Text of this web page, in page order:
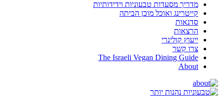
מדריך מסעדות טבעוניות וידידותיות
קייטרינג ואוכל מוכן הביתה
סדנאות
הרצאות
ייעוץ קולינרי
צרו קשר
The Israeli Vegan Dining Guide
About